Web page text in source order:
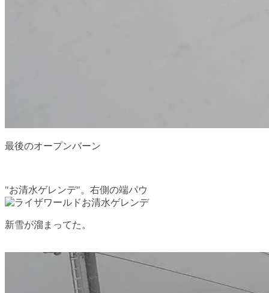
最後のオープンバーン
"お清水ゲレンデ"。右側の端パウ
新雪が溜まってた。